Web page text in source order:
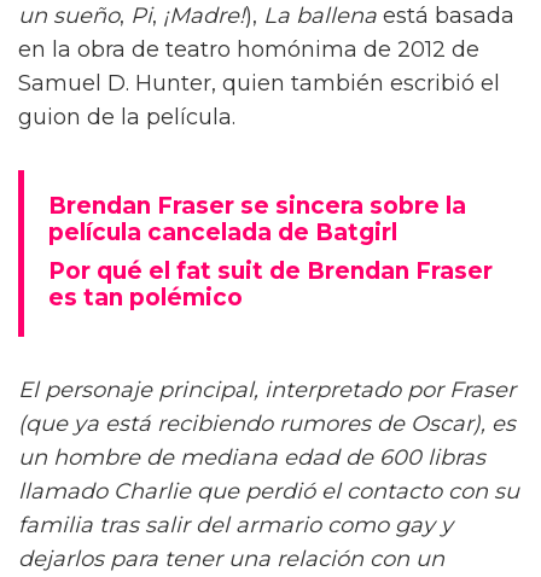
un sueño, Pi, ¡Madre!), La ballena está basada
en la obra de teatro homónima de 2012 de
Samuel D. Hunter, quien también escribió el
guion de la película.
Brendan Fraser se sincera sobre la
película cancelada de Batgirl
Por qué el fat suit de Brendan Fraser
es tan polémico
El personaje principal, interpretado por Fraser
(que ya está recibiendo rumores de Oscar), es
un hombre de mediana edad de 600 libras
llamado Charlie que perdió el contacto con su
familia tras salir del armario como gay y
dejarlos para tener una relación con un